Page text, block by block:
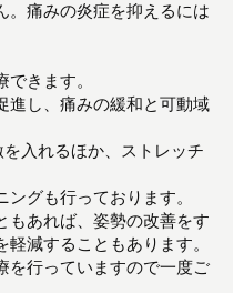
。痛みの炎症を抑えるには
きます。
進し、痛みの緩和と可動域
入れるほか、ストレッチ
グも行っております。
もあれば、姿勢の改善をす
減することもあります。
を行っていますので一度ご